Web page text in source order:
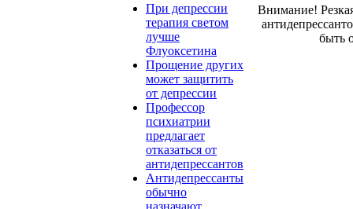
При депрессии
терапия светом
лучше
Флуоксетина
Прощение других
может защитить
от депрессии
Профессор
психиатрии
предлагает
отказаться от
антидепрессантов
Антидепрессанты
обычно
назначают
Внимание!
быть